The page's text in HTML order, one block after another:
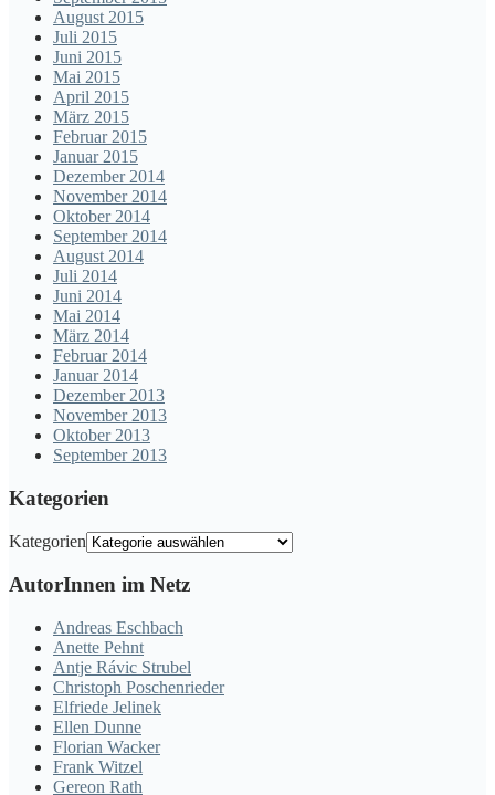
August 2015
Juli 2015
Juni 2015
Mai 2015
April 2015
März 2015
Februar 2015
Januar 2015
Dezember 2014
November 2014
Oktober 2014
September 2014
August 2014
Juli 2014
Juni 2014
Mai 2014
März 2014
Februar 2014
Januar 2014
Dezember 2013
November 2013
Oktober 2013
September 2013
Kategorien
Kategorien
AutorInnen im Netz
Andreas Eschbach
Anette Pehnt
Antje Rávic Strubel
Christoph Poschenrieder
Elfriede Jelinek
Ellen Dunne
Florian Wacker
Frank Witzel
Gereon Rath